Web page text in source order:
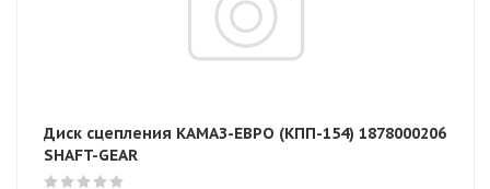
Диск сцепления КАМАЗ-ЕВРО (КПП-154) 1878000206
SHAFT-GEAR